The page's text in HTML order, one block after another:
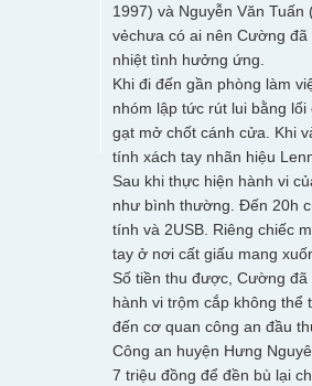
1997) và Nguyễn Văn
vẻchưa có ai nên Cường
nhiệt tình hưởng ứng.
Khi đi đến gần phòng làm
nhóm lập tức rút lui bằng
gạt mở chốt cánh cửa. Khi
tính xách tay nhãn hiệu
Sau khi thực hiện hành vi
như bình thường. Đến 20h
tính và 2USB. Riêng chiếc
tay ở nơi cất giấu mang
Số tiền thu được, Cường
hành vi trộm cắp không thể
đến cơ quan công an đầu
Công an huyện Hưng
7 triệu đồng để đền bù lại